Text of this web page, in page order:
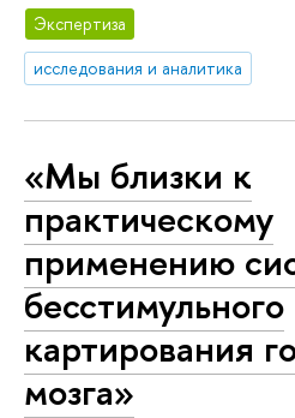
Экспертиза
исследования и аналитика
«Мы близки к
практическому
применению
бесстимульного
картирования
мозга»